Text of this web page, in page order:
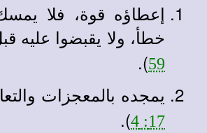
إعطاؤه قوة، فلا
خطأ، ولا يقبضوا عليه
59
).
يمجده بالمعجزات
17: 4
).